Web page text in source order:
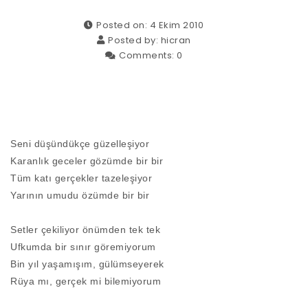
Posted on: 4 Ekim 2010
Posted by: hicran
Comments: 0
Seni düşündükçe güzelleşiyor
Karanlık geceler gözümde bir bir
Tüm katı gerçekler tazeleşiyor
Yarının umudu özümde bir bir
Setler çekiliyor önümden tek tek
Ufkumda bir sınır göremiyorum
Bin yıl yaşamışım, gülümseyerek
Rüya mı, gerçek mi bilemiyorum